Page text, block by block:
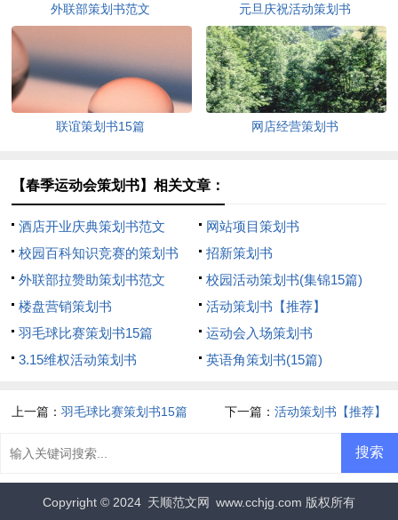
外联部策划书范文 元旦庆祝活动策划书
联谊策划书15篇 网店经营策划书
【春季运动会策划书】相关文章：
酒店开业庆典策划书范文
网站项目策划书
校园百科知识竞赛的策划书
招新策划书
外联部拉赞助策划书范文
校园活动策划书(集锦15篇)
楼盘营销策划书
活动策划书【推荐】
羽毛球比赛策划书15篇
运动会入场策划书
3.15维权活动策划书
英语角策划书(15篇)
上一篇：羽毛球比赛策划书15篇 下一篇： 活动策划书【推荐】
Copyright © 2024 天顺范文网 www.cchjg.com 版权所有